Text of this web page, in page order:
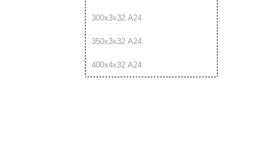
300х3х32 А24
350х3х32 А24
400х4х32 А24